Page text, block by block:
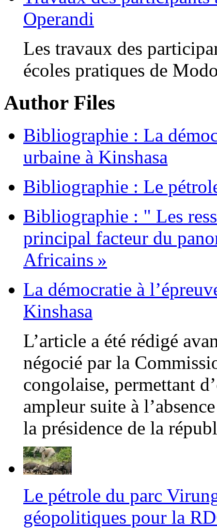
Operandi
Les travaux des
écoles pratiques de
Author Files
Bibliographie : La
urbaine à Kinshasa
Bibliographie : Le
Bibliographie : " Les
principal facteur du
Africains »
La démocratie à
Kinshasa
L’article a été rédigé
négocié par la
congolaise, permettant
ampleur suite à
la présidence de la
Le pétrole du parc
géopolitiques pour la